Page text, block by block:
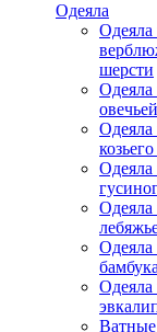
Одеяла
Одеяла
шерсти
Одеяла
Одеяла
Одеяла
Одеяла
Одеяла
бамбука
Одеяла
Ватные